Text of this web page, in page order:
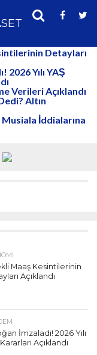
SPOR
Detayları
2026 Yılı YAŞ
Verileri Açıklandı
Altın
İddialarına
Maaş Kesintilerinin
Açıklandı
İmzaladı! 2026 Yılı
Açıklandı